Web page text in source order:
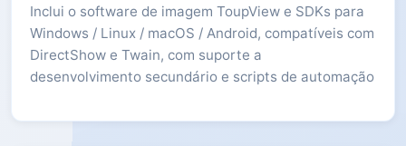
Inclui o software de imagem ToupView e SDKs para
Windows / Linux / macOS / Android, compatíveis com
DirectShow e Twain, com suporte a
desenvolvimento secundário e scripts de automação